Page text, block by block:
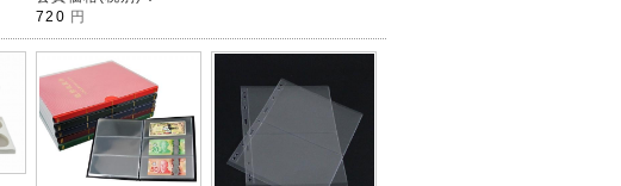
720 円